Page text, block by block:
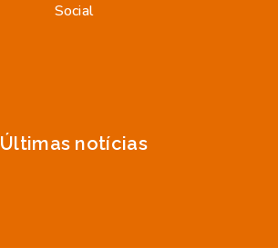
Social
Últimas notícias